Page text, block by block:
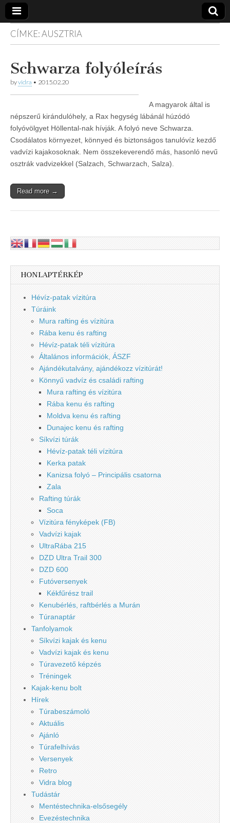
Vidra
Vízitúra
… vízitúra
kajakoktatás,
kajak-kenu
bolt,
CÍMKE:AUSZTRIA
Schwarza folyóleírás
byvidra • 2015.02.20
A magyarok által is
népszerű kirándulóhely, a Rax hegység lábánál húzódó
folyóvölgyet Höllental-nak hívják. A folyó neve Schwarza.
Csodálatos környezet, könnyed és biztonságos tanulóvíz kezdő
vadvízi kajakosoknak. Nem összekeverendő más, hasonló nevű
osztrák vadvizekkel (Salzach, Schwarzach, Salza).
Read more →
HONLAPTÉRKÉP
Hévíz-patak vízitúra
Túráink
Mura rafting és vízitúra
Rába kenu és rafting
Hévíz-patak téli vízitúra
Általános információk, ÁSZF
Ajándékutalvány, ajándékozz vízitúrát!
Könnyű vadvíz és családi rafting
Mura rafting és vízitúra
Rába kenu és rafting
Moldva kenu és rafting
Dunajec kenu és rafting
Síkvízi túrák
Hévíz-patak téli vízitúra
Kerka patak
Kanizsa folyó – Principális csatorna
Zala
Rafting túrák
Soca
Vízitúra fényképek (FB)
Vadvízi kajak
UltraRába 215
DZD Ultra Trail 300
DZD 600
Futóversenyek
Kékfűrész trail
Kenubérlés, raftbérlés a Murán
Túranaptár
Tanfolyamok
Síkvízi kajak és kenu
Vadvízi kajak és kenu
Túravezető képzés
Tréningek
Kajak-kenu bolt
Hírek
Túrabeszámoló
Aktuális
Ajánló
Túrafelhívás
Versenyek
Retro
Vidra blog
Tudástár
Mentéstechnika-elsősegély
Evezéstechnika